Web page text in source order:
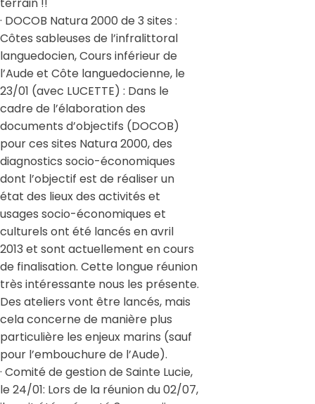
· DOCOB Natura 2000 de 3 sites :
Côtes sableuses de l’infralittoral
languedocien, Cours inférieur de
l’Aude et Côte languedocienne, le
23/01 (avec LUCETTE) : Dans le
cadre de l’élaboration des
documents d’objectifs (DOCOB)
pour ces sites Natura 2000, des
diagnostics socio-économiques
dont l’objectif est de réaliser un
état des lieux des activités et
usages socio-économiques et
culturels ont été lancés en avril
2013 et sont actuellement en cours
de finalisation. Cette longue réunion
très intéressante nous les présente.
Des ateliers vont être lancés, mais
cela concerne de manière plus
particulière les enjeux marins (sauf
pour l’embouchure de l’Aude).
· Comité de gestion de Sainte Lucie,
le 24/01: Lors de la réunion du 02/07,